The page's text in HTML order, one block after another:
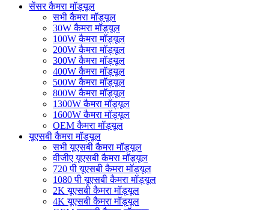
सेंसर कैमरा मॉड्यूल
सभी कैमरा मॉड्यूल
30W कैमरा मॉड्यूल
100W कैमरा मॉड्यूल
200W कैमरा मॉड्यूल
300W कैमरा मॉड्यूल
400W कैमरा मॉड्यूल
500W कैमरा मॉड्यूल
800W कैमरा मॉड्यूल
1300W कैमरा मॉड्यूल
1600W कैमरा मॉड्यूल
OEM कैमरा मॉड्यूल
यूएसबी कैमरा मॉड्यूल
सभी यूएसबी कैमरा मॉड्यूल
वीजीए यूएसबी कैमरा मॉड्यूल
720 पी यूएसबी कैमरा मॉड्यूल
1080 पी यूएसबी कैमरा मॉड्यूल
2K यूएसबी कैमरा मॉड्यूल
4K यूएसबी कैमरा मॉड्यूल